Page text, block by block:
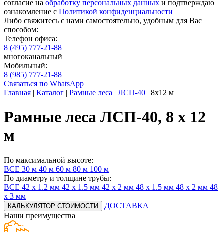
согласие на обработку персональных данных и подтверждаю
ознакомление с Политикой конфиденциальности
Либо свяжитесь с нами самостоятельно, удобным для Вас
способом:
Телефон офиса:
8 (495) 777-21-88
многоканальный
Мобильный:
8 (985) 777-21-88
Связаться по WhatsApp
Главная | Каталог | Рамные леса | ЛСП-40 | 8x12 м
Рамные леса ЛСП-40, 8 x 12
м
По максимальной высоте:
ВСЕ 30 м 40 м 60 м 80 м 100 м
По диаметру и толщине трубы:
ВСЕ 42 x 1.2 мм 42 x 1.5 мм 42 x 2 мм 48 x 1.5 мм 48 x 2 мм 48
x 3 мм
КАЛЬКУЛЯТОР СТОИМОСТИ
ДОСТАВКА
Наши преимущества